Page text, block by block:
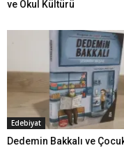
ve Okul Kültürü
Edebiyat
Dedemin Bakkalı ve